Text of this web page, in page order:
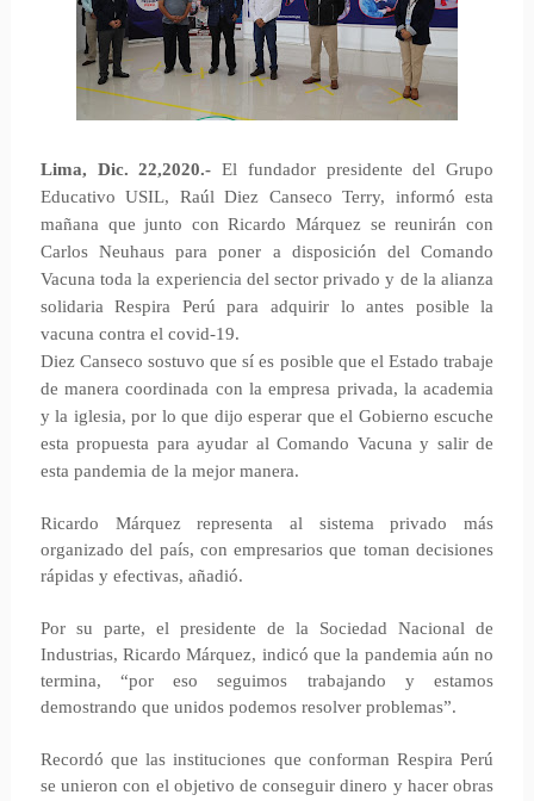
Lima, Dic. 22,2020.- El fundador presidente del Grupo
Educativo USIL, Raúl Diez Canseco Terry, informó esta
mañana que junto con Ricardo Márquez se reunirán con
Carlos Neuhaus para poner a disposición del Comando
Vacuna toda la experiencia del sector privado y de la alianza
solidaria Respira Perú para adquirir lo antes posible la
vacuna contra el covid-19.
Diez Canseco sostuvo que sí es posible que el Estado trabaje
de manera coordinada con la empresa privada, la academia
y la iglesia, por lo que dijo esperar que el Gobierno escuche
esta propuesta para ayudar al Comando Vacuna y salir de
esta pandemia de la mejor manera.
Ricardo Márquez representa al sistema privado más
organizado del país, con empresarios que toman decisiones
rápidas y efectivas, añadió.
Por su parte, el presidente de la Sociedad Nacional de
Industrias, Ricardo Márquez, indicó que la pandemia aún no
termina, “por eso seguimos trabajando y estamos
demostrando que unidos podemos resolver problemas”.
Recordó que las instituciones que conforman Respira Perú
se unieron con el objetivo de conseguir dinero y hacer obras